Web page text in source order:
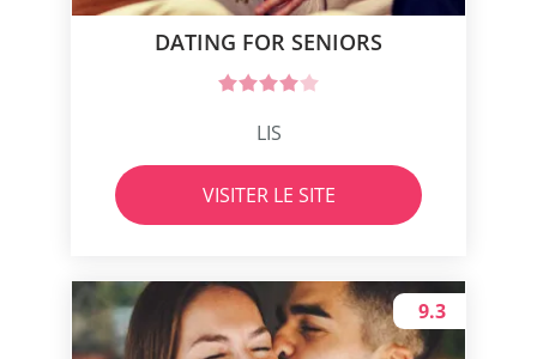
DATING FOR SENIORS
LIS
VISITER LE SITE
9.3